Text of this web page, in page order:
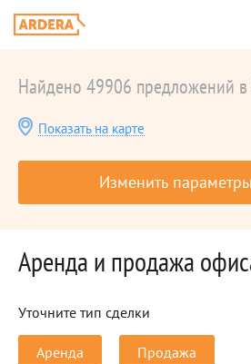
Найдено 49906 предложений
Показать на карте
Изменить
Аренда и продажа
Уточните тип сделки
Аренда Продажа